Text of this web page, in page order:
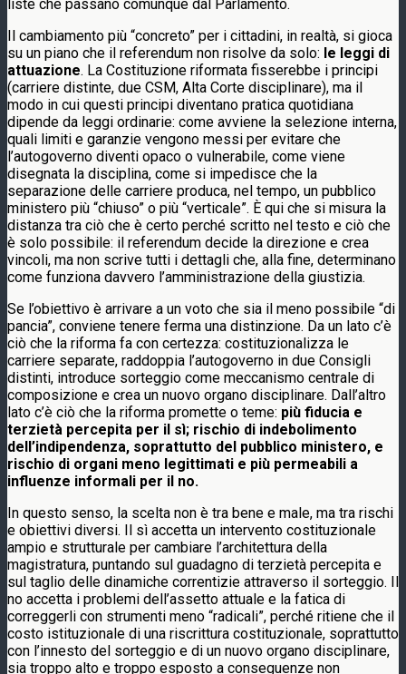
liste che passano comunque dal Parlamento.
Il cambiamento più “concreto” per i cittadini, in realtà, si gioca
su un piano che il referendum non risolve da solo: le leggi di
attuazione. La Costituzione riformata fisserebbe i principi
(carriere distinte, due CSM, Alta Corte disciplinare), ma il
modo in cui questi principi diventano pratica quotidiana
dipende da leggi ordinarie: come avviene la selezione interna,
quali limiti e garanzie vengono messi per evitare che
l’autogoverno diventi opaco o vulnerabile, come viene
disegnata la disciplina, come si impedisce che la
separazione delle carriere produca, nel tempo, un pubblico
ministero più “chiuso” o più “verticale”. È qui che si misura la
distanza tra ciò che è certo perché scritto nel testo e ciò che
è solo possibile: il referendum decide la direzione e crea
vincoli, ma non scrive tutti i dettagli che, alla fine, determinano
come funziona davvero l’amministrazione della giustizia.
Se l’obiettivo è arrivare a un voto che sia il meno possibile “di
pancia”, conviene tenere ferma una distinzione. Da un lato c’è
ciò che la riforma fa con certezza: costituzionalizza le
carriere separate, raddoppia l’autogoverno in due Consigli
distinti, introduce sorteggio come meccanismo centrale di
composizione e crea un nuovo organo disciplinare. Dall’altro
lato c’è ciò che la riforma promette o teme: più fiducia e
terzietà percepita per il sì; rischio di indebolimento
dell’indipendenza, soprattutto del pubblico ministero, e
rischio di organi meno legittimati e più permeabili a
influenze informali per il no.
In questo senso, la scelta non è tra bene e male, ma tra rischi
e obiettivi diversi. Il sì accetta un intervento costituzionale
ampio e strutturale per cambiare l’architettura della
magistratura, puntando sul guadagno di terzietà percepita e
sul taglio delle dinamiche correntizie attraverso il sorteggio. Il
no accetta i problemi dell’assetto attuale e la fatica di
correggerli con strumenti meno “radicali”, perché ritiene che il
costo istituzionale di una riscrittura costituzionale, soprattutto
con l’innesto del sorteggio e di un nuovo organo disciplinare,
sia troppo alto e troppo esposto a conseguenze non